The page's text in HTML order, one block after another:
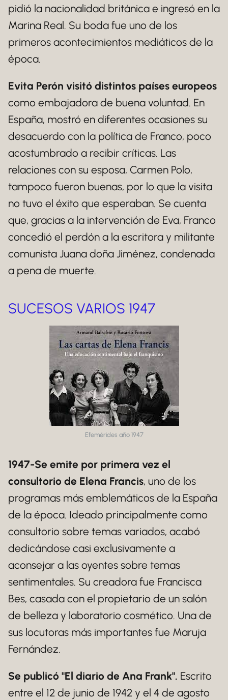
pidió la nacionalidad británica e ingresó en la
Marina Real. Su boda fue uno de los
primeros acontecimientos mediáticos de la
época.
Evita Perón visitó distintos países europeos
como embajadora de buena voluntad. En
España, mostró en diferentes ocasiones su
desacuerdo con la política de Franco, poco
acostumbrado a recibir críticas. Las
relaciones con su esposa, Carmen Polo,
tampoco fueron buenas, por lo que la visita
no tuvo el éxito que esperaban. Se cuenta
que, gracias a la intervención de Eva, Franco
concedió el perdón a la escritora y militante
comunista Juana doña Jiménez, condenada
a pena de muerte.
SUCESOS VARIOS 1947
Efemérides año 1947
1947-Se emite por primera vez el
consultorio de Elena Francis, uno de los
programas más emblemáticos de la España
de la época. Ideado principalmente como
consultorio sobre temas variados, acabó
dedicándose casi exclusivamente a
aconsejar a las oyentes sobre temas
sentimentales. Su creadora fue Francisca
Bes, casada con el propietario de un salón
de belleza y laboratorio cosmético. Una de
sus locutoras más importantes fue Maruja
Fernández.
Se publicó "El diario de Ana Frank". Escrito
entre el 12 de junio de 1942 y el 4 de agosto